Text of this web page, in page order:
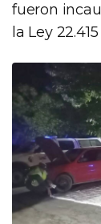
fueron
la Ley